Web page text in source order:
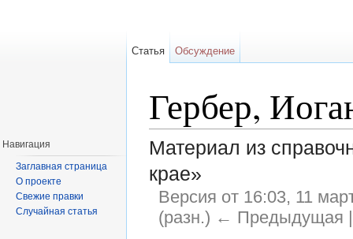
Гербер,
Материал из
крае»
Версия от 16:03, 11
(разн.) ← Предыдущая
Статья Обсуждение
Навигация
Заглавная страница
О проекте
Свежие правки
Случайная статья